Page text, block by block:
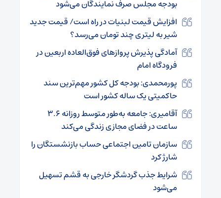
بودجه مجلس صرف نمایندگان می‌شود
افزایش قیمت لبنیات در راه است/ قیمت جدید
شیر به لیتری چند تومان می‌رسد؟
آمادگی پذیرش پروازهای فوق‌العاده اربعین در
فرودگاه امام
پورمحمدی: بودجه کل کشور مهم‌ترین سند
حاکمیتی یک ساله کشور است
آقامیری: جامعه به‌طور متوسط روزانه ۳.۶
ساعت در فضای مجازی زندگی می‌کند
سازمان تامین اجتماعی حساب بازنشستگان را
شارژ کرد
شرایط جذب گردشگر خارجی به قشم تسهیل
می‌شود